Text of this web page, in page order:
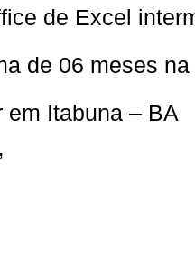
de Excel
de 06 meses na
em Itabuna – BA